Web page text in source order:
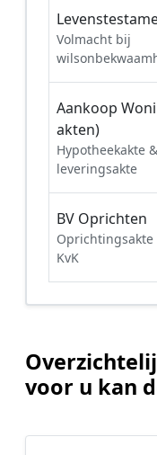
Volmacht bij
Aankoop
akten)
Hypotheekakte &
leveringsakte
BV Oprichten
KvK
voor u kan